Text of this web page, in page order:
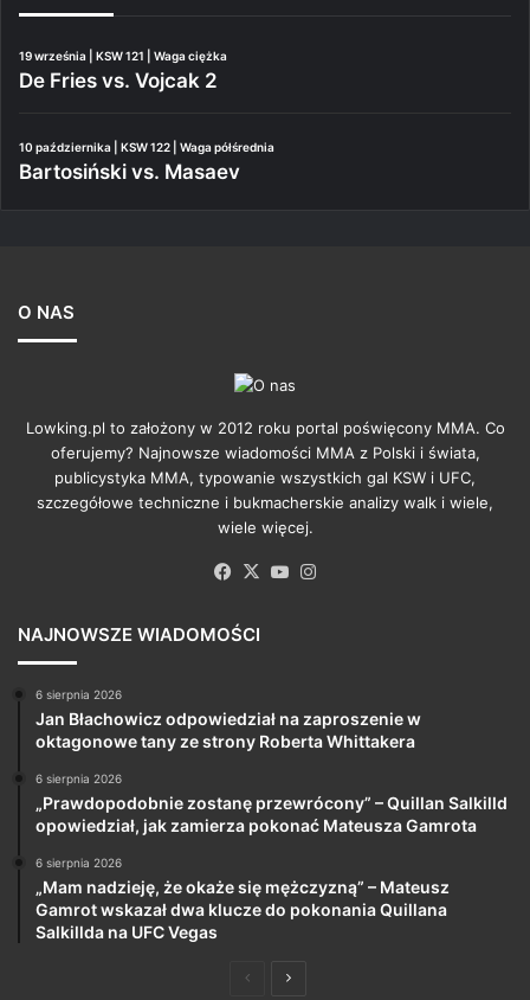
19 września | KSW 121 | Waga ciężka
De Fries vs. Vojcak 2
10 października | KSW 122 | Waga półśrednia
Bartosiński vs. Masaev
O NAS
Lowking.pl to założony w 2012 roku portal poświęcony MMA. Co
oferujemy? Najnowsze wiadomości MMA z Polski i świata,
publicystyka MMA, typowanie wszystkich gal KSW i UFC,
szczegółowe techniczne i bukmacherskie analizy walk i wiele,
wiele więcej.
Facebook
X YouTube
NAJNOWSZE WIADOMOŚCI
6 sierpnia 2026
Jan Błachowicz odpowiedział na zaproszenie w
oktagonowe tany ze strony Roberta Whittakera
6 sierpnia 2026
„Prawdopodobnie zostanę przewrócony” – Quillan Salkilld
opowiedział, jak zamierza pokonać Mateusza Gamrota
6 sierpnia 2026
„Mam nadzieję, że okaże się mężczyzną” – Mateusz
Gamrot wskazał dwa klucze do pokonania Quillana
Salkillda na UFC Vegas
PoprzedniaNastępna